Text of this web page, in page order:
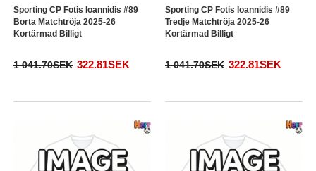
Sporting CP Fotis Ioannidis #89
Borta Matchtröja 2025-26
Kortärmad Billigt
1 041.70SEK 322.81SEK
Sporting CP Fotis Ioannidis #89
Tredje Matchtröja 2025-26
Kortärmad Billigt
1 041.70SEK 322.81SEK